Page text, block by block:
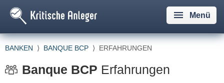
Menü
BANKEN ⟩ BANQUE BCP ⟩ ERFAHRUNGEN
Banque BCP Erfahrungen